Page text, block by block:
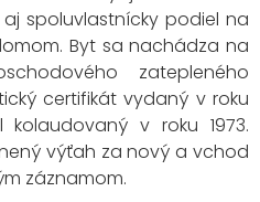
spoluvlastnícky podiel na
Byt sa nachádza na
zatepleného
certifikát vydaný v roku
v roku 1973.
výťah za nový a vchod
záznamom.